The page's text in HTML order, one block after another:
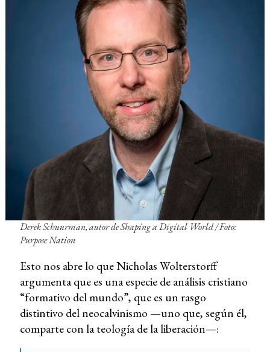
Derek Schuurman, autor deShaping a Digital World/ Foto:
Purpose Nation
Esto nos abre lo que Nicholas Wolterstorff
argumenta que es una especie de análisis cristiano
“formativo del mundo”, que es un rasgo
distintivo del neocalvinismo —uno que, según él,
comparte con la teología de la liberación—: